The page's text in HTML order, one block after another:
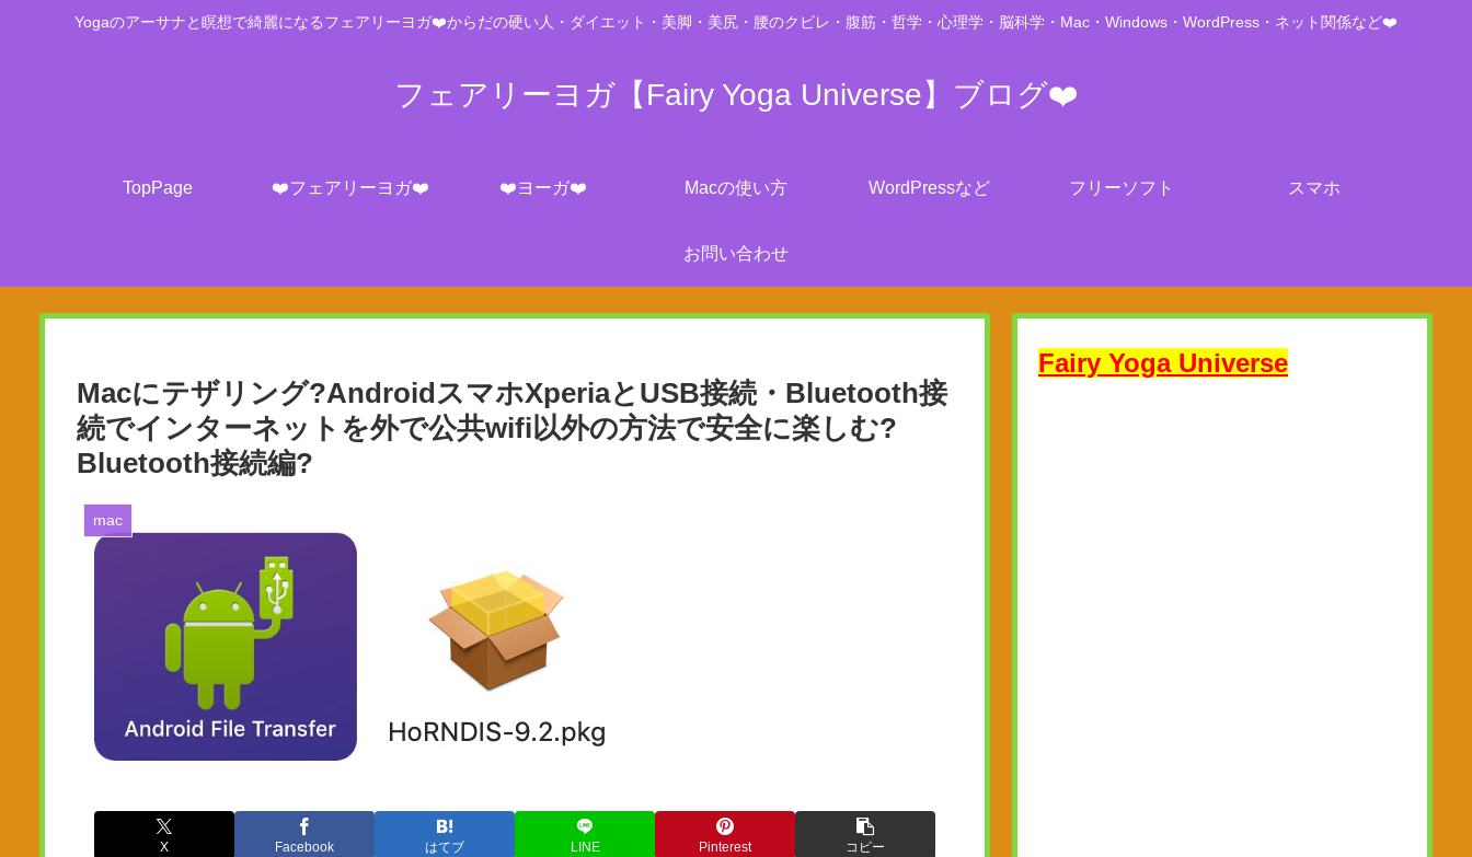
Yogaのアーサナと瞑想で綺麗になるフェアリーヨガ❤️からだの硬い人・ダイエット・美脚・美尻・腰のクビレ・腹筋・哲学・心理学・脳科学・Mac・Windows・WordPress・ネット関係など❤️
フェアリーヨガ【Fairy Yoga Universe】ブログ❤️
TopPage ❤️フェアリーヨガ❤️ ❤️ヨーガ❤️ Macの使い方 WordPressなど フリーソフト スマホ
お問い合わせ
Macにテザリング?AndroidスマホXperiaとUSB接続・Bluetooth接
続でインターネットを外で公共wifi以外の方法で安全に楽しむ?
Bluetooth接続編?
mac
X Facebook はてブ LINE Pinterest コピー
Fairy Yoga Universe